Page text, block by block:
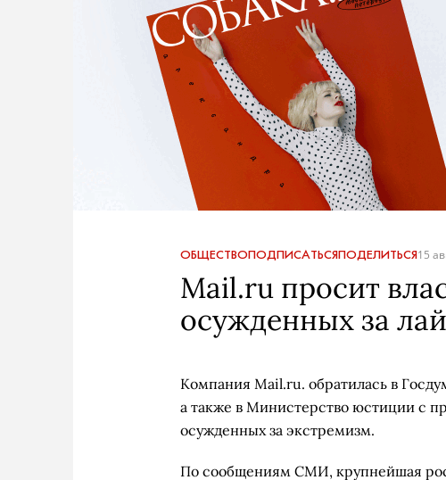
ОБЩЕСТВОПОДПИСАТЬСЯПОДЕЛИТЬСЯ15
Mail.ru просит
осужденных за
Компания Mail.ru. обратилась в
а также в Министерство юстиции с
осужденных за экстремизм.
По сообщениям СМИ, крупнейшая